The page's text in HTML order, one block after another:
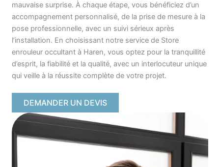
mauvaise surprise. À chaque étape, vous bénéficiez d’un
accompagnement personnalisé, de la prise de mesure à la
pose professionnelle, avec un suivi sérieux après
l’installation. En choisissant notre service de Store
enrouleur occultant à Haren, vous optez pour la tranquillité
d’esprit, la fiabilité et la qualité, avec un interlocuteur unique
qui veille à la réussite complète de votre projet.
DEMANDER UN DEVIS